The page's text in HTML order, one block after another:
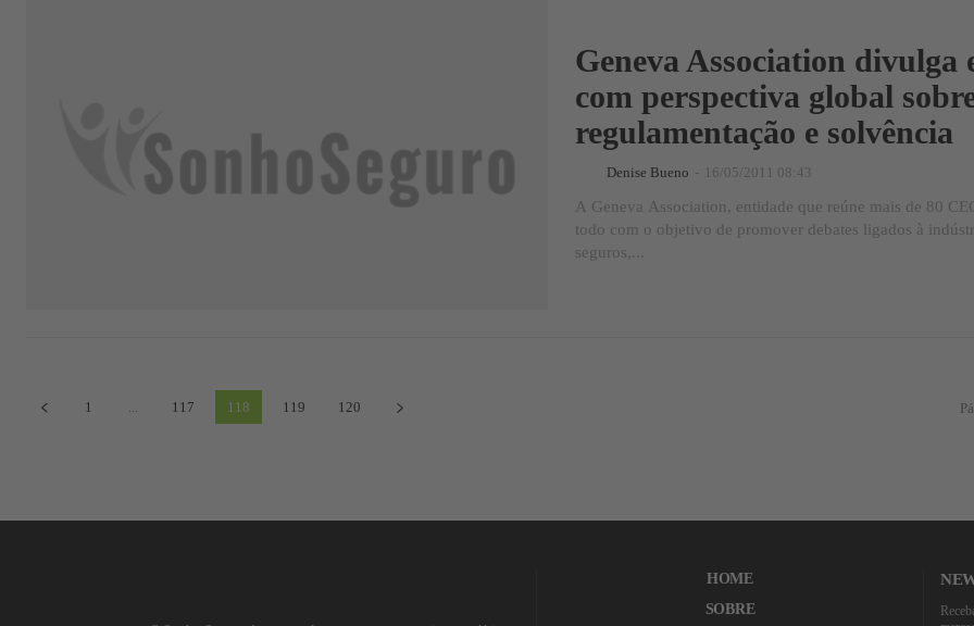
Geneva Association divulga
com perspectiva global
regulamentação e solvência
Denise Bueno - 16/05/2011 08:43
A Geneva Association, entidade que reúne mais de 80
todo com o objetivo de promover debates ligados à
seguros,...
1 117 118 119 120
HOME
SOBRE